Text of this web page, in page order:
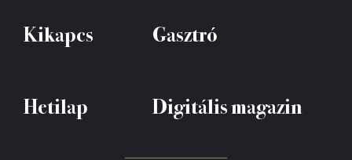
Kikapcs Gasztró
Hetilap Digitális magazin